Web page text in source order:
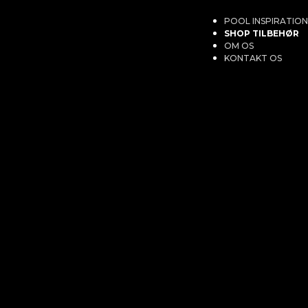
POOL INSPIRATION
SHOP TILBEHØR
OM OS
KONTAKT OS